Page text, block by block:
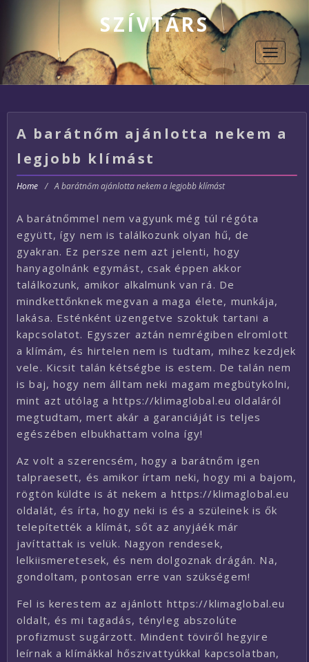
SZÍVTÁRS
Toggle
A barátnőm ajánlotta nekem a
legjobb klímást
Home / A barátnőm ajánlotta nekem a legjobb klímást
A barátnőmmel nem vagyunk még túl régóta
együtt, így nem is találkozunk olyan hű, de
gyakran. Ez persze nem azt jelenti, hogy
hanyagolnánk egymást, csak éppen akkor
találkozunk, amikor alkalmunk van rá. De
mindkettőnknek megvan a maga élete, munkája,
lakása. Esténként üzengetve szoktuk tartani a
kapcsolatot. Egyszer aztán nemrégiben elromlott
a klímám, és hirtelen nem is tudtam, mihez kezdjek
vele. Kicsit talán kétségbe is estem. De talán nem
is baj, hogy nem álltam neki magam megbütykölni,
mint azt utólag a https://klimaglobal.eu oldaláról
megtudtam, mert akár a garanciáját is teljes
egészében elbukhattam volna így!
Az volt a szerencsém, hogy a barátnőm igen
talpraesett, és amikor írtam neki, hogy mi a bajom,
rögtön küldte is át nekem a https://klimaglobal.eu
oldalát, és írta, hogy neki is és a szüleinek is ők
telepítették a klímát, sőt az anyjáék már
javíttattak is velük. Nagyon rendesek,
lelkiismeretesek, és nem dolgoznak drágán. Na,
gondoltam, pontosan erre van szükségem!
Fel is kerestem az ajánlott https://klimaglobal.eu
oldalt, és mi tagadás, tényleg abszolúte
profizmust sugárzott. Mindent töviről hegyire
leírnak a klímákkal hőszivattyúkkal kapcsolatban,